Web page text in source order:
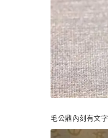
毛公鼎內刻有文字